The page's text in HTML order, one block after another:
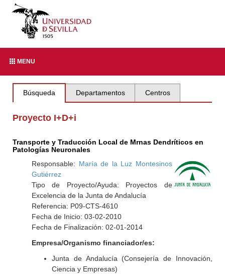
MENU
Búsqueda Departamentos Centros
Proyecto I+D+i
Transporte y Traducción Local de Mrnas Dendríticos en
Patologías Neuronales
Responsable: María de la Luz Montesinos
Gutiérrez
Tipo de Proyecto/Ayuda: Proyectos de
Excelencia de la Junta de Andalucía
Referencia: P09-CTS-4610
Fecha de Inicio: 03-02-2010
Fecha de Finalización: 02-01-2014
Empresa/Organismo financiador/es:
Junta de Andalucía (Consejería de Innovación,
Ciencia y Empresas)